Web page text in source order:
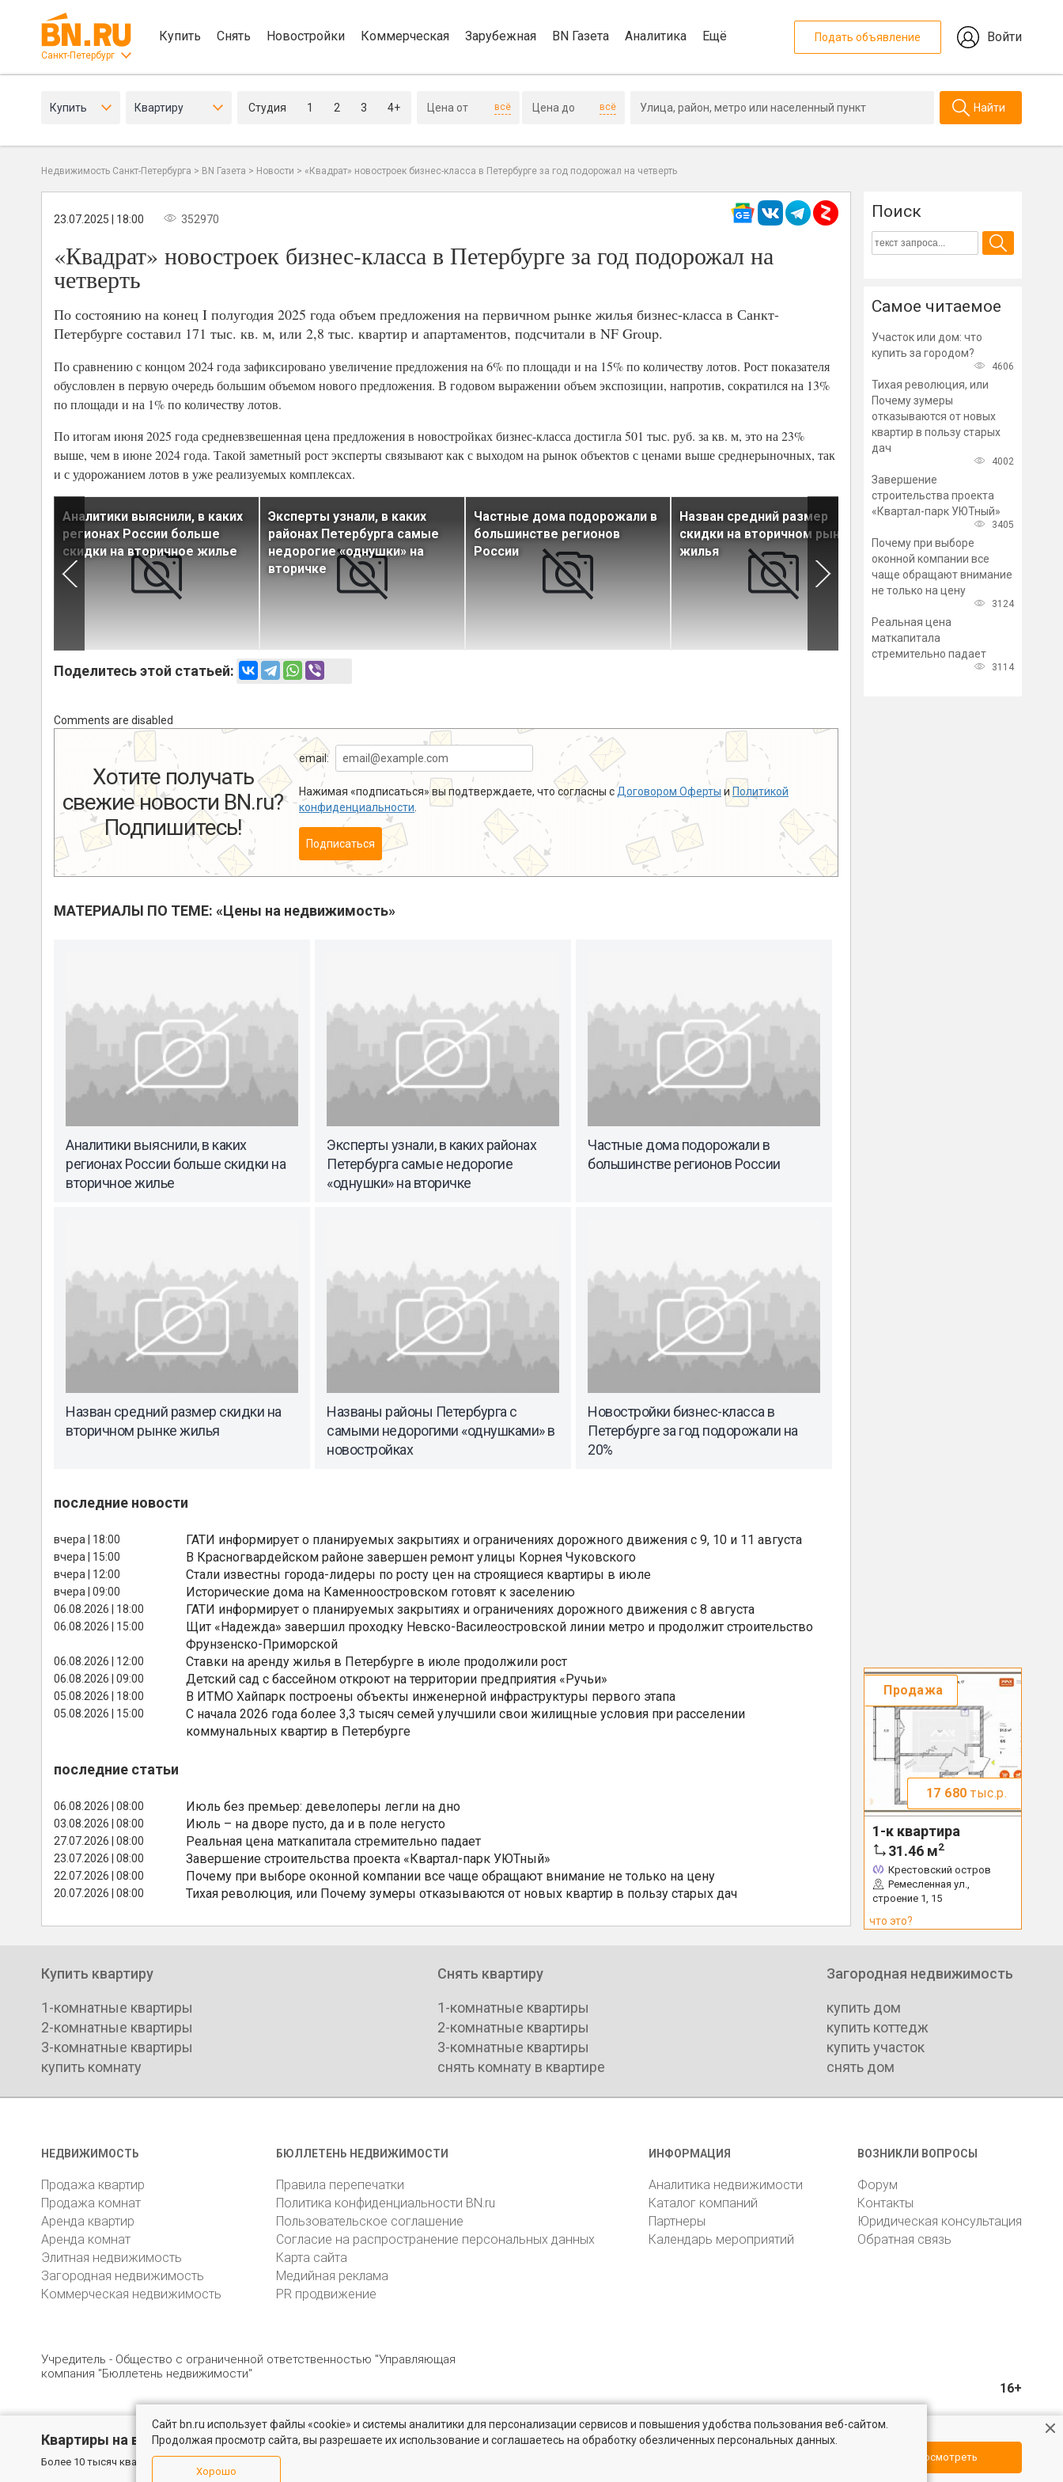
Санкт-Петербург
Купить Снять Новостройки Коммерческая Зарубежная BN Газета Аналитика Ещё Подать объявление Войти
Купить Квартиру Студия 1 2 3 4+ всё всё Найти
Недвижимость Санкт-Петербурга > BN Газета > Новости > «Квадрат» новостроек бизнес-класса в Петербурге за год подорожал на четверть
23.07.2025 | 18:00 352970
«Квадрат» новостроек бизнес-класса в Петербурге за год подорожал на
четверть
По состоянию на конец I полугодия 2025 года объем предложения на первичном рынке жилья бизнес-класса в Санкт-
Петербурге составил 171 тыс. кв. м, или 2,8 тыс. квартир и апартаментов, подсчитали в NF Group.
По сравнению с концом 2024 года зафиксировано увеличение предложения на 6% по площади и на 15% по количеству лотов. Рост показателя
обусловлен в первую очередь большим объемом нового предложения. В годовом выражении объем экспозиции, напротив, сократился на 13%
по площади и на 1% по количеству лотов.
По итогам июня 2025 года средневзвешенная цена предложения в новостройках бизнес-класса достигла 501 тыс. руб. за кв. м, это на 23%
выше, чем в июне 2024 года. Такой заметный рост эксперты связывают как с выходом на рынок объектов с ценами выше среднерыночных, так
и с удорожанием лотов в уже реализуемых комплексах.
Аналитики выяснили, в каких
регионах России больше
скидки на вторичное жилье
Эксперты узнали, в каких
районах Петербурга самые
недорогие «однушки» на
вторичке
Частные дома подорожали в
большинстве регионов
России
Назван средний размер
скидки на вторичном рынке
жилья
Названы районы
самыми недорогими
«однушками» в
Квартиры на вторичном рынке
Более 10 тысяч квартир в Санкт-Петербурге и области от собственников и агентств недвижимости Посмотреть
Поделитесь этой статьей:
Comments are disabled
Хотите получать
свежие новости BN.ru?
Подпишитесь!
email:
Нажимая «подписаться» вы подтверждаете, что согласны с Договором Оферты и Политикой
конфиденциальности
Подписаться
МАТЕРИАЛЫ ПО ТЕМЕ: «Цены на недвижимость»
Аналитики выяснили, в каких
регионах России больше скидки на
вторичное жилье
Эксперты узнали, в каких районах
Петербурга самые недорогие
«однушки» на вторичке
Частные дома подорожали в
большинстве регионов России
Назван средний размер скидки на
вторичном рынке жилья
Названы районы Петербурга с
самыми недорогими «однушками» в
новостройках
Новостройки бизнес-класса в
Петербурге за год подорожали на
20%
последние новости
вчера | 18:00 ГАТИ информирует о планируемых закрытиях и ограничениях дорожного движения с 9, 10 и 11 августа
вчера | 15:00 В Красногвардейском районе завершен ремонт улицы Корнея Чуковского
вчера | 12:00 Стали известны города-лидеры по росту цен на строящиеся квартиры в июле
вчера | 09:00 Исторические дома на Каменноостровском готовят к заселению
06.08.2026 | 18:00 ГАТИ информирует о планируемых закрытиях и ограничениях дорожного движения с 8 августа
06.08.2026 | 15:00
Щит «Надежда» завершил проходку Невско-Василеостровской линии метро и продолжит строительство
Фрунзенско-Приморской
06.08.2026 | 12:00 Ставки на аренду жилья в Петербурге в июле продолжили рост
06.08.2026 | 09:00 Детский сад с бассейном откроют на территории предприятия «Ручьи»
05.08.2026 | 18:00 В ИТМО Хайпарк построены объекты инженерной инфраструктуры первого этапа
05.08.2026 | 15:00
С начала 2026 года более 3,3 тысяч семей улучшили свои жилищные условия при расселении
коммунальных квартир в Петербурге
последние статьи
06.08.2026 | 08:00 Июль без премьер: девелоперы легли на дно
03.08.2026 | 08:00 Июль – на дворе пусто, да и в поле негусто
27.07.2026 | 08:00 Реальная цена маткапитала стремительно падает
23.07.2026 | 08:00 Завершение строительства проекта «Квартал-парк УЮТный»
22.07.2026 | 08:00 Почему при выборе оконной компании все чаще обращают внимание не только на цену
20.07.2026 | 08:00 Тихая революция, или Почему зумеры отказываются от новых квартир в пользу старых дач
Поиск
Самое читаемое
Участок или дом: что
купить за городом?
4606
Тихая революция, или
Почему зумеры
отказываются от новых
квартир в пользу старых
дач
4002
Завершение
строительства проекта
«Квартал-парк УЮТный»
3405
Почему при выборе
оконной компании все
чаще обращают внимание
не только на цену
3124
Реальная цена
маткапитала
стремительно падает
3114
Продажа
17 680 тыс.р.
1-к квартира
31.46 м2
Крестовский остров
Ремесленная ул.,
строение 1, 15
что это?
Купить квартиру
1-комнатные квартиры
2-комнатные квартиры
3-комнатные квартиры
купить комнату
Снять квартиру
1-комнатные квартиры
2-комнатные квартиры
3-комнатные квартиры
снять комнату в квартире
Загородная недвижимость
купить дом
купить коттедж
купить участок
снять дом
НЕДВИЖИМОСТЬ
Продажа квартир
Продажа комнат
Аренда квартир
Аренда комнат
Элитная недвижимость
Загородная недвижимость
Коммерческая недвижимость
БЮЛЛЕТЕНЬ НЕДВИЖИМОСТИ
Правила перепечатки
Политика конфиденциальности BN.ru
Пользовательское соглашение
Согласие на распространение персональных данных
Карта сайта
Медийная реклама
PR продвижение
ИНФОРМАЦИЯ
Аналитика недвижимости
Каталог компаний
Партнеры
Календарь мероприятий
ВОЗНИКЛИ ВОПРОСЫ
Форум
Контакты
Юридическая консультация
Обратная связь
Учредитель - Общество с ограниченной ответственностью "Управляющая
компания "Бюллетень недвижимости"
16+
© 2005 – 2026, ООО «УК «БН» 8 (812) 331-93-56 196105, Санкт-Петербург, пр. Юрия Гагарина, 1 reklama@bn.ru
Сайт bn.ru использует файлы «cookie» и системы аналитики для персонализации сервисов и повышения удобства пользования веб-сайтом.
Продолжая просмотр сайта, вы разрешаете их использование и соглашаетесь на обработку обезличенных персональных данных.
Хорошо